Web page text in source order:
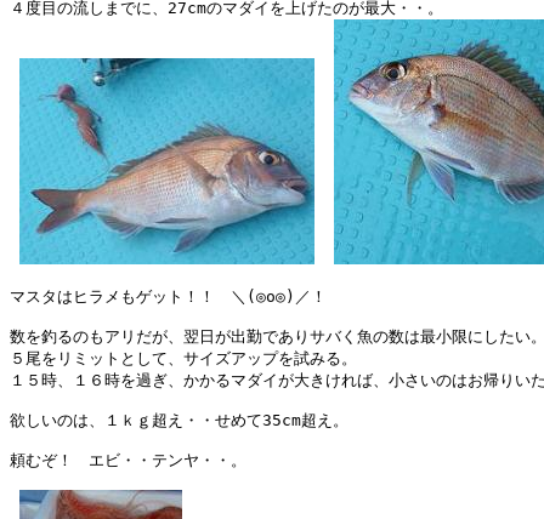
４度目の流しまでに、27cmのマダイを上げたのが最大・・。
マスタはヒラメもゲット！！　＼(◎o◎)／！
数を釣るのもアリだが、翌日が出勤でありサバく魚の数は最小限にしたい
５尾をリミットとして、サイズアップを試みる。
１５時、１６時を過ぎ、かかるマダイが大きければ、小さいのはお帰りい
欲しいのは、１ｋｇ超え・・せめて35cm超え。
頼むぞ！　エビ・・テンヤ・・。